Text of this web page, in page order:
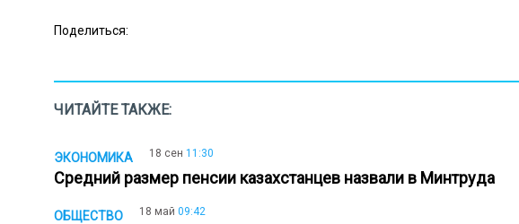
Поделиться:
ЧИТАЙТЕ ТАКЖЕ:
ЭКОНОМИКА 18 сен 11:30
Средний размер пенсии казахстанцев назвали в Минтруда
ОБЩЕСТВО 18 май 09:42